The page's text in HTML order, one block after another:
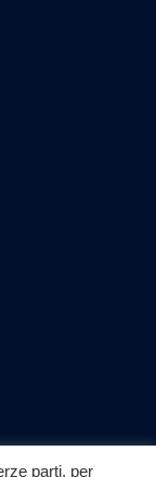
parti, per